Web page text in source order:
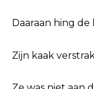
Daaraan hing
Zijn kaak